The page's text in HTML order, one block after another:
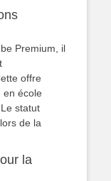
Premium, il
offre
en école
statut
de la
la